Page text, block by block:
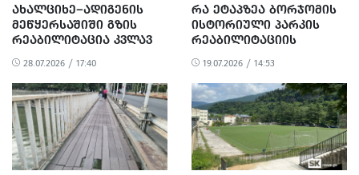
ᲐᲮᲐᲚᲪᲘᲮᲔ–ᲐᲓᲘᲒᲔᲜᲘᲡ
ᲛᲔᲬᲧᲔᲠᲡᲐᲨᲘᲨᲘ ᲒᲖᲘᲡ
ᲠᲔᲐᲑᲘᲚᲘᲢᲐᲪᲘᲐ ᲙᲕᲚᲐᲕ
ᲐᲠ ᲓᲐᲬᲧᲔᲑᲣᲚᲐ
28.07.2026 / 17:40
ᲠᲐ ᲔᲢᲐᲞᲖᲔᲐ ᲑᲝᲠᲯᲝᲛᲘᲡ
ᲘᲡᲢᲝᲠᲘᲣᲚᲘ ᲞᲐᲠᲙᲘᲡ
ᲠᲔᲐᲑᲘᲚᲘᲢᲐᲪᲘᲘᲡ
ᲞᲠᲝᲪᲔᲡᲘ – ᲤᲝᲢᲝ
19.07.2026 / 14:53